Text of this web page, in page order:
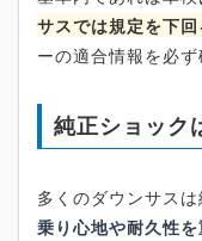
サスでは規定を下
ーの適合情報を必ず
純正ショック
多くのダウンサス
乗り心地や耐久性